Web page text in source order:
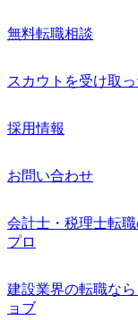
無料転職相談
スカウトを受け取
採用情報
お問い合わせ
会計士・税理士転
プロ
建設業界の転職な
ョブ